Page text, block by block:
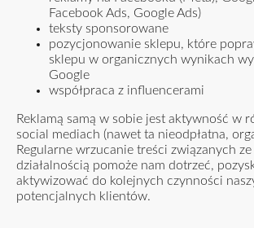
Facebook Ads, Google Ads)
teksty sponsorowane
pozycjonowanie sklepu, które
sklepu w organicznych wynikach
Google
współpraca z influencerami
Reklamą samą w sobie jest aktywność w
social mediach (nawet ta nieodpłatna,
Regularne wrzucanie treści związanych
działalnością pomoże nam dotrzeć,
aktywizować do kolejnych czynności
potencjalnych klientów.